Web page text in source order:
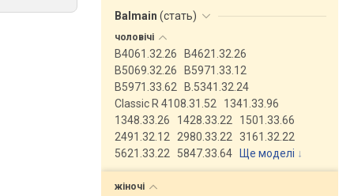
Balmain (стать)
чоловічі
B4061.32.26
B4621.32.26
B5069.32.26
B5971.33.12
B5971.33.62
B.5341.32.24
Classic R 4108.31.52
1341.33.96
1348.33.26
1428.33.22
1501.33.66
2491.32.12
2980.33.22
3161.32.22
5621.33.22
5847.33.64 Ще моделі ↓
жіночі